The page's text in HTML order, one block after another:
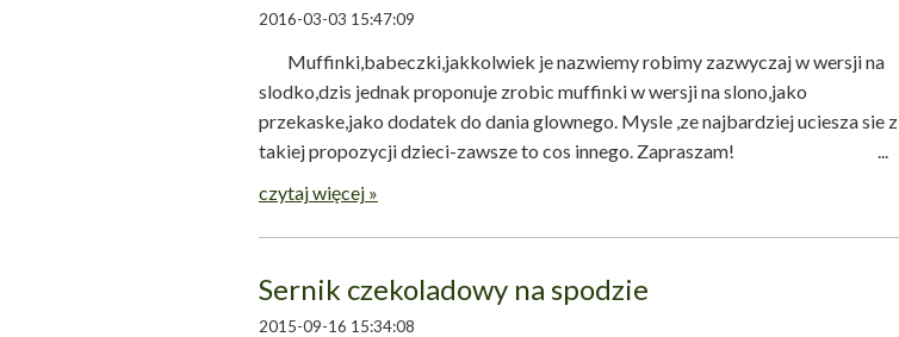
2016-03-03 15:47:09
Muffinki,babeczki,jakkolwiek je nazwiemy robimy zazwyczaj w wersji na
slodko,dzis jednak proponuje zrobic muffinki w wersji na slono,jako
przekaske,jako dodatek do dania glownego. Mysle ,ze najbardziej uciesza sie z
takiej propozycji dzieci-zawsze to cos innego. Zapraszam! ...
czytaj więcej »
Sernik czekoladowy na spodzie
2015-09-16 15:34:08